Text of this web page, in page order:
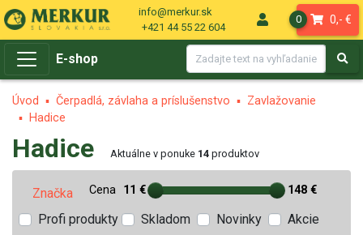
info@merkur.sk
+421 44 55 22 604
0 0,- €
E-shop
Úvod Čerpadlá, závlaha a príslušenstvo
Zavlažovanie
Hadice
Hadice Aktuálne v ponuke 14 produktov
Značka Cena 11 € 148 €
Profi produkty Skladom Novinky
Akcie